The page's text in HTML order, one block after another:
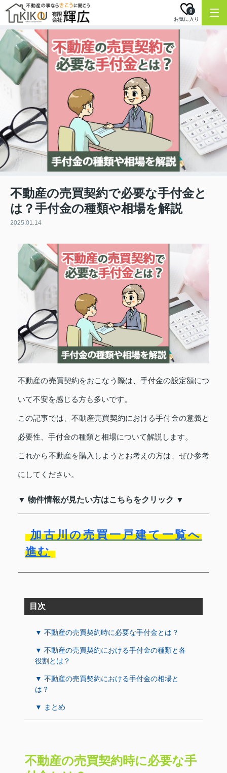
お気に入り
0
不動産の売買契約で必要な手付金と
は？手付金の種類や相場を解説
2025.01.14
不動産の売買契約をおこなう際は、手付金の設定額につ
いて不安を感じる方も多いです。
この記事では、不動産売買契約における手付金の意義と
必要性、手付金の種類と相場について解説します。
これから不動産を購入しようとお考えの方は、ぜひ参考
にしてください。
▼ 物件情報が見たい方はこちらをクリック ▼
加古川の売買一戸建て一覧へ
進む
目次
▼ 不動産の売買契約時に必要な手付金とは？
▼ 不動産の売買契約における手付金の種類と各
役割とは？
▼ 不動産の売買契約における手付金の相場と
は？
▼ まとめ
不動産の売買契約時に必要な手